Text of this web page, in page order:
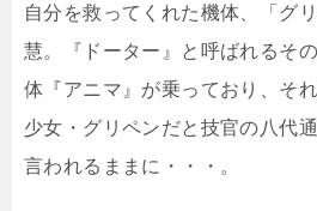
自分を救ってくれた機体、「グ
慧。『ドーター』と呼ばれるそ
体『アニマ』が乗っており、そ
少女・グリペンだと技官の八代
言われるままに・・・。